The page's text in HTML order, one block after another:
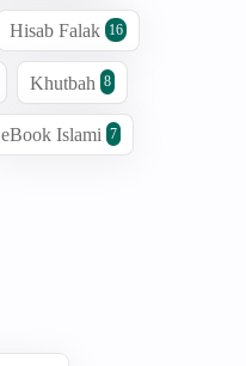
Hisab Falak 16
Khutbah 8
eBook Islami 7